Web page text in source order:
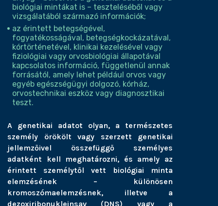
biológiai mintákat is – teszteléséből vagy
vizsgálatából származó információk;
az érintett betegségével,
fogyatékosságával, betegségkockázatával,
kórtörténetével, klinikai kezelésével vagy
fiziológiai vagy orvosbiológiai állapotával
kapcsolatos információ, függetlenül annak
forrásától, amely lehet például orvos vagy
egyéb egészségügyi dolgozó, kórház,
orvostechnikai eszköz vagy diagnosztikai
teszt.
A genetikai adatot olyan, a természetes
személy örökölt vagy szerzett genetikai
jellemzőivel összefüggő személyes
adatként kell meghatározni, és amely az
érintett személytől vett biológiai minta
elemzésének – különösen
kromoszómaelemzésnek, illetve a
dezoxiribonukleinsav (DNS) vagy a